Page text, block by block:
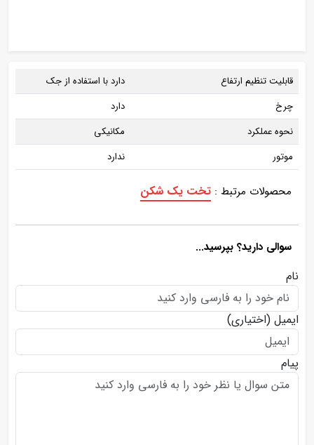
قابلیت تنظیم ارتفاع
دارد با استفاده از جک
چرخ
دارد
نحوه عملکرد
مکانیکی
موتور
ندارد
محصولات مرتبط : تخت یک شکن
سوالی دارید؟ بپرسید...
نام
ایمیل (اختیاری)
پیام